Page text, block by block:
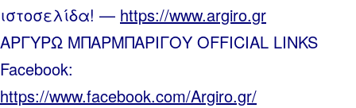
ιστοσελίδα! — https://www.argiro.gr
ΑΡΓΥΡΩ ΜΠΑΡΜΠΑΡΙΓΟΥ OFFICIAL LINKS
Facebook:
https://www.facebook.com/Argiro.gr/